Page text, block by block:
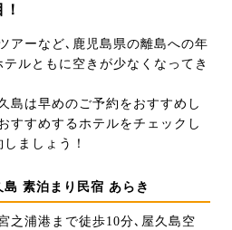
アーなど､鹿児島県の離島への年
ルともに空きが少なくなってき
島は早めのご予約をおすすめし
すすめするホテルをチェックし
ましょう！
島 素泊まり民宿 あらき
之浦港まで徒歩10分､屋久島空